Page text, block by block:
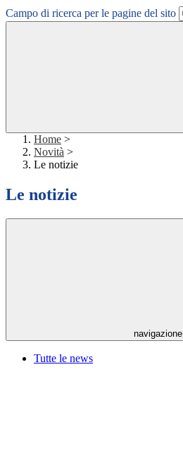
Campo di ricerca per le pagine del sito
Home >
Novità >
Le notizie
Le notizie
navigazione
Tutte le news